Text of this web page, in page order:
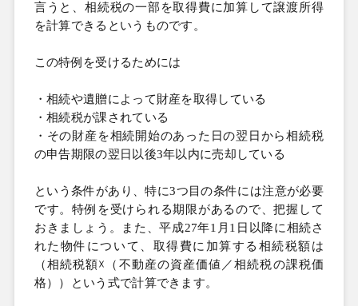
言うと、相続税の一部を取得費に加算して譲渡所得
を計算できるというものです。
この特例を受けるためには
・相続や遺贈によって財産を取得している
・相続税が課されている
・その財産を相続開始のあった日の翌日から相続税
の申告期限の翌日以後3年以内に売却している
という条件があり、特に3つ目の条件には注意が必要
です。特例を受けられる期限があるので、把握して
おきましょう。また、平成27年1月 1日以降に相続さ
れた物件について、取得費に加算する相続税額は
（相続税額☓（不動産の資産価値／相続税の課税価
格））という式で計算できます。